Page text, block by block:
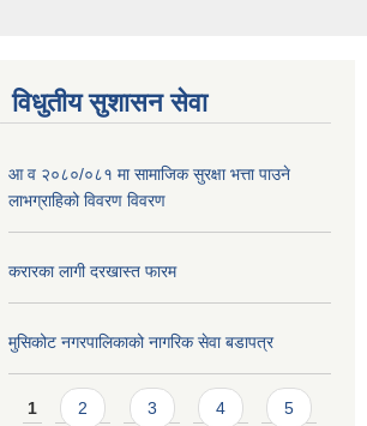
विधुतीय सुशासन सेवा
आ व २०८०/०८१ मा सामाजिक सुरक्षा भत्ता पाउने
लाभग्राहिको विवरण विवरण
करारका लागी दरखास्त फारम
मुसिकोट नगरपालिकाको नागरिक सेवा बडापत्र
Pages
1 2 3 4 5